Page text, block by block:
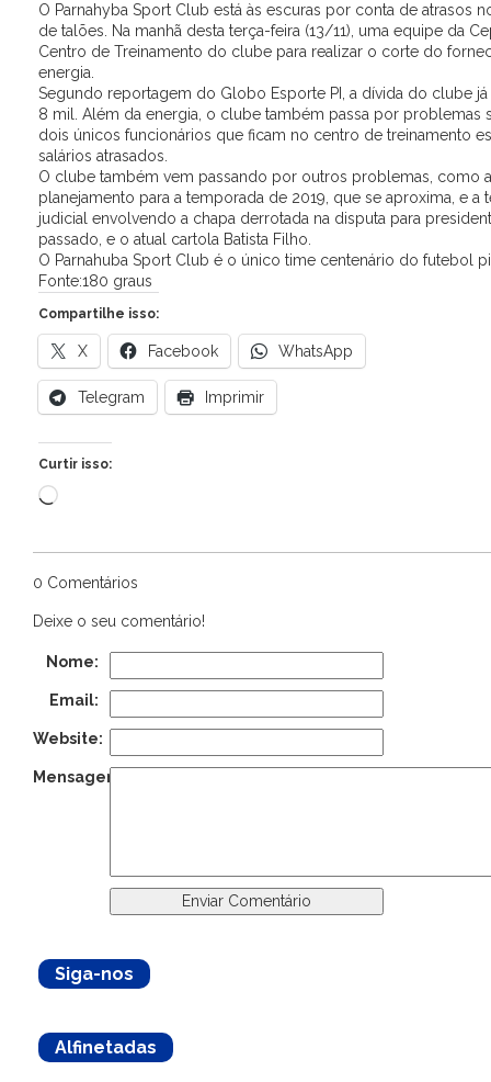
O Parnahyba Sport Club está às escuras por conta de atrasos
de talões. Na manhã desta terça-feira (13/11), uma equipe da
Centro de Treinamento do clube para realizar o corte do
energia.
Segundo reportagem do Globo Esporte PI, a dívida do clube já
8 mil. Além da energia, o clube também passa por problemas
dois únicos funcionários que ficam no centro de treinamento
salários atrasados.
O clube também vem passando por outros problemas, como
planejamento para a temporada de 2019, que se aproxima, e a
judicial envolvendo a chapa derrotada na disputa para
passado, e o atual cartola Batista Filho.
O Parnahuba Sport Club é o único time centenário do futebol
Fonte:180 graus
Compartilhe isso:
X Facebook WhatsApp
Telegram Imprimir
Curtir isso:
Carregando...
0 Comentários
Deixe o seu comentário!
Nome:
Email:
Website:
Mensagem:
Siga-nos
Alfinetadas